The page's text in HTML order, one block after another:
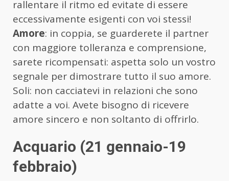
rallentare il ritmo ed evitate di essere
eccessivamente esigenti con voi stessi!
Amore: in coppia, se guarderete il partner
con maggiore tolleranza e comprensione,
sarete ricompensati: aspetta solo un vostro
segnale per dimostrare tutto il suo amore.
Soli: non cacciatevi in relazioni che sono
adatte a voi. Avete bisogno di ricevere
amore sincero e non soltanto di offrirlo.
Acquario (21 gennaio-19
febbraio)